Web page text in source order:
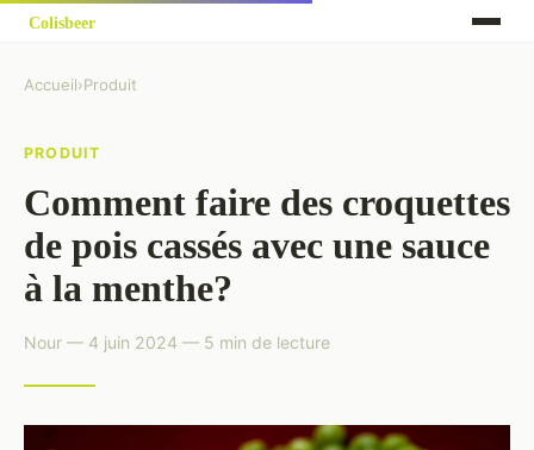
Accueil›Produit
PRODUIT
Comment faire des croquettes
de pois cassés avec une sauce
à la menthe?
Nour — 4 juin 2024 — 5 min de lecture